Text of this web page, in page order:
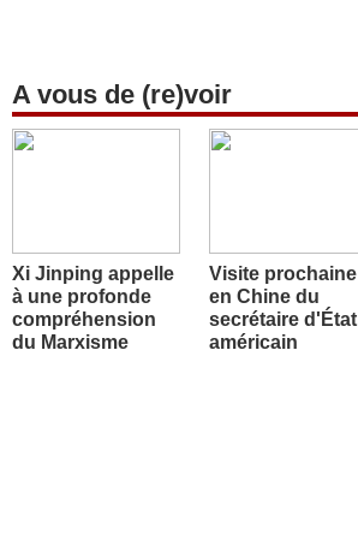
A vous de (re)voir
Xi Jinping appelle
à une profonde
compréhension
du Marxisme
Visite prochaine
en Chine du
secrétaire d'État
américain